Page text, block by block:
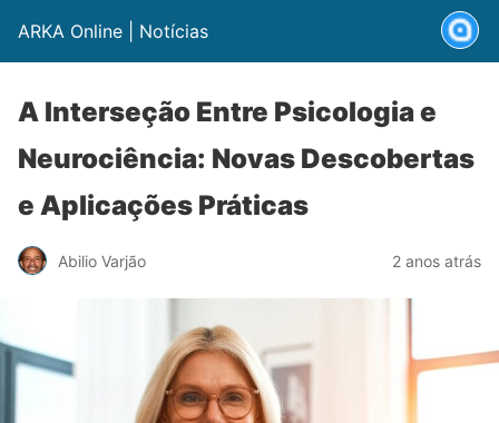
ARKA Online | Notícias
A Interseção Entre Psicologia e
Neurociência: Novas Descobertas
e Aplicações Práticas
Abilio Varjão 2 anos atrás